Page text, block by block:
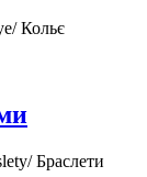
Кольє
Браслети